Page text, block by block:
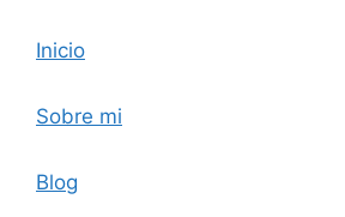
Inicio
Sobre mi
Blog